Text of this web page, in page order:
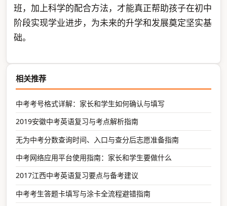
班，加上科学的配合方法，才能真正帮助孩子在初中
阶段实现学业进步，为未来的升学和发展奠定坚实基
础。
相关推荐
中考考号格式详解：家长和学生如何确认与填写
2019安徽中考英语复习与考点解析指南
无为中考分数查询时间、入口与查分后志愿准备指南
中考网络应用平台使用指南：家长和学生要做什么
2017江西中考英语复习要点与备考建议
中考考生答题卡填写与涂卡全流程避错指南